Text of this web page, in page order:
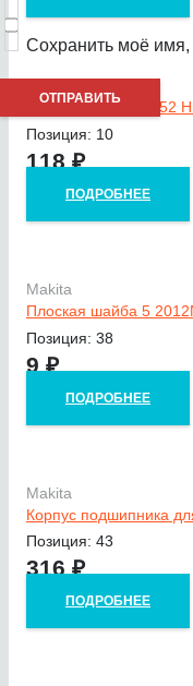
Сохранить моё
Резиновое кольцо 52
Позиция: 10
118₽
ПОДРОБНЕЕ
Makita
Плоская шайба 5
Позиция: 38
9₽
ПОДРОБНЕЕ
Makita
Корпус подшипника
Позиция: 43
316₽
ПОДРОБНЕЕ